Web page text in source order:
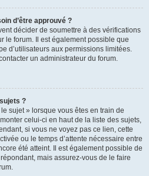
d’être approuvé ?
décider de soumettre à des vérifications
le forum. Il est également possible que
d’utilisateurs aux permissions limitées.
un administrateur du forum.
?
sujet » lorsque vous êtes en train de
celui-ci en haut de la liste des sujets,
si vous ne voyez pas ce lien, cette
ou le temps d’attente nécessaire entre
été atteint. Il est également possible de
mais assurez-vous de le faire